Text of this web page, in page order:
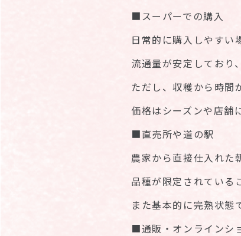
■スーパーでの購入
日常的に購入しやすい
流通量が安定しており
ただし、収穫から時間
価格はシーズンや店舗
■直売所や道の駅
農家から直接仕入れた
品種が限定されている
また基本的に完熟状態
■通販・オンラインシ